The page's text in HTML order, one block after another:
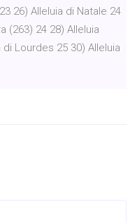
26) Alleluia di Natale 24
(263) 24 28) Alleluia
Lourdes 25 30) Alleluia